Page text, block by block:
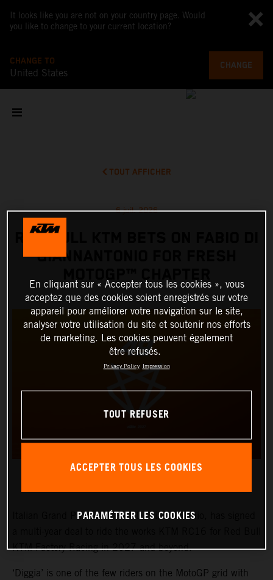
It looks like you are not on your country page. Would
you like to change to your current location?
CHANGE TO
United States
CHANGE
TOUT AFFICHER
6 juil. 2026
RED BULL KTM BETS ON FABIO DI
GIANNANTONIO FOR FRESH
Italian Grand Prix ace, Fabio Di Giannantonio, has signed
KTM Factory Racing in 2027 and beyond.
‘Diggia’ is one of the few riders on the MotoGP grid with
En cliquant sur « Accepter tous les cookies », vous
acceptez que des cookies soient enregistrés sur votre
appareil pour améliorer votre navigation sur le site,
analyser votre utilisation du site et soutenir nos efforts
de marketing. Les cookies peuvent également
être refusés.
Privacy Policy Impression
TOUT REFUSER
ACCEPTER TOUS LES COOKIES
PARAMÉTRER LES COOKIES